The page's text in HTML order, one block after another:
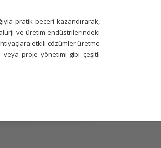
pratik beceri kazandırarak,
ve üretim endüstrilerindeki
etkili çözümler üretme
veya proje yönetimi gibi çeşitli